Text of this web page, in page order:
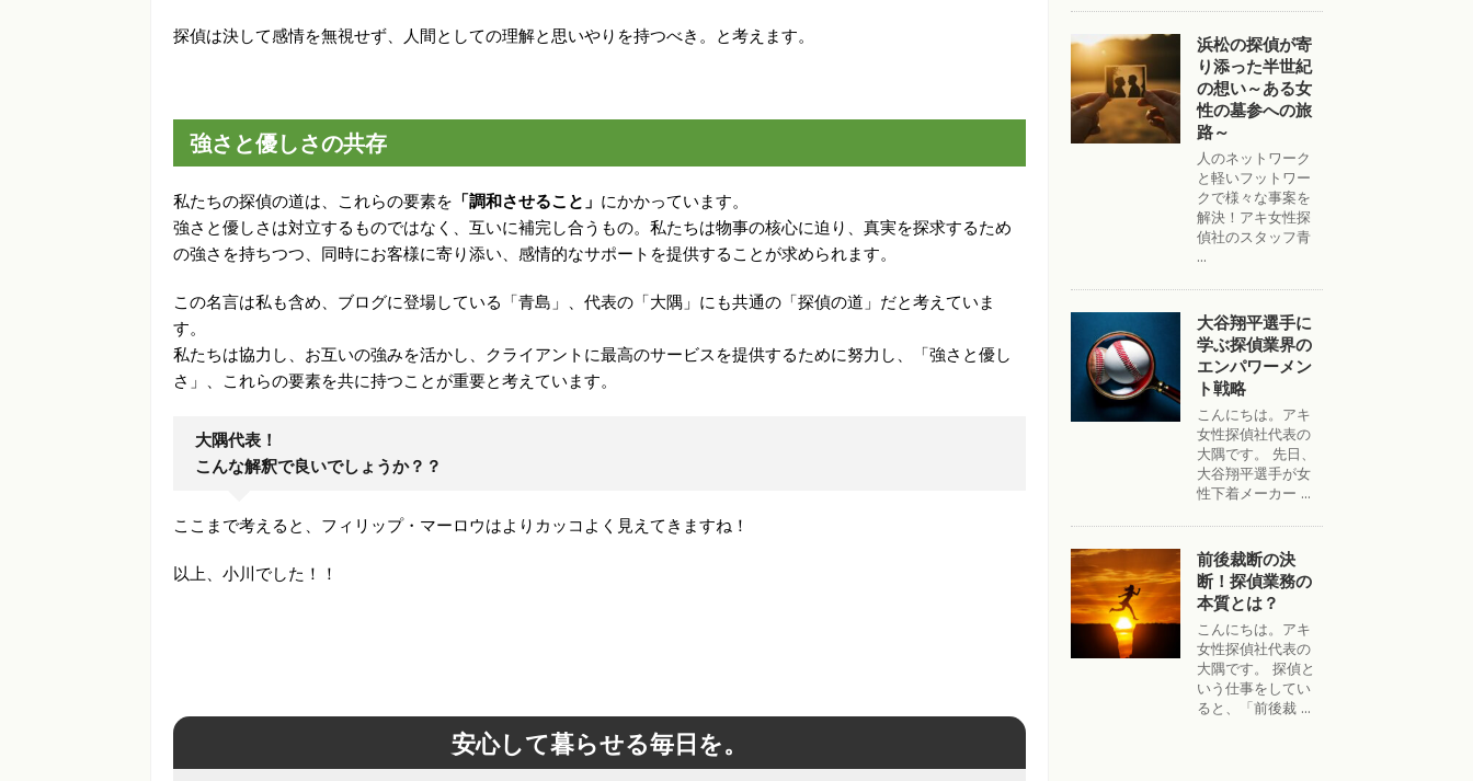
探偵は決して感情を無視せず、人間としての理解と思いやりを持つべき。と考えます。
強さと優しさの共存
私たちの探偵の道は、これらの要素を 「調和させること」 にかかっています。
強さと優しさは対立するものではなく、互いに補完し合うもの。私たちは物事の核心に迫り、真実を探求するため
の強さを持ちつつ、同時にお客様に寄り添い、感情的なサポートを提供することが求められます。
この名言は私も含め、ブログに登場している「青島」、代表の「大隅」にも共通の「探偵の道」だと考えていま
す。
私たちは協力し、お互いの強みを活かし、クライアントに最高のサービスを提供するために努力し、「強さと優し
さ」、これらの要素を共に持つことが重要と考えています。
大隅代表！
こんな解釈で良いでしょうか？？
ここまで考えると、フィリップ・マーロウはよりカッコよく見えてきますね！
以上、小川でした！！
安心して暮らせる毎日を。
浜松の探偵が寄
り添った半世紀
の想い～ある女
性の墓参への旅
路～
人のネットワーク
と軽いフットワー
クで様々な事案を
解決！アキ女性探
偵社のスタッフ青
...
大谷翔平選手に
学ぶ探偵業界の
エンパワーメン
ト戦略
こんにちは。アキ
女性探偵社代表の
大隅です。 先日、
大谷翔平選手が女
性下着メーカー ...
前後裁断の決
断！探偵業務の
本質とは？
こんにちは。アキ
女性探偵社代表の
大隅です。 探偵と
いう仕事をしてい
ると、「前後裁 ...